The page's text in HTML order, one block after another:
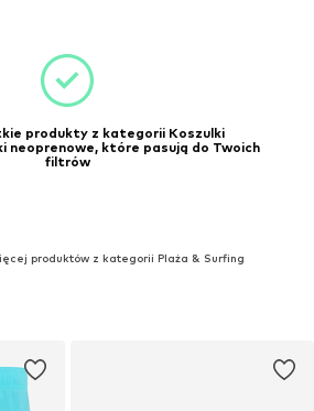
produkty z kategorii Koszulki
neoprenowe, które pasują do Twoich
filtrów
produktów z kategorii Plaża & Surfing